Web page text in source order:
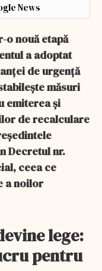
News
nouă etapă
a adoptat
de urgență
măsuri
emiterea și
de recalculare
Decretul nr.
ceea ce
a noilor
lege:
pentru